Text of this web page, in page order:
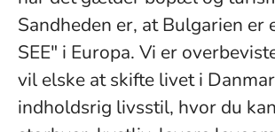
Sandheden er, at Bulgarien er
SEE" i Europa. Vi er
vil elske at skifte livet i
indholdsrig livsstil, hvor du